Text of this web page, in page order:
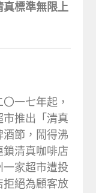
真標準無限上
一七年起，
推出「清真
節，鬧得沸
清真咖啡店
家超市遭投
拒絕為顧客放